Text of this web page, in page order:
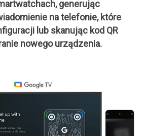
generując
na telefonie, które
lub skanując kod QR
nowego urządzenia.